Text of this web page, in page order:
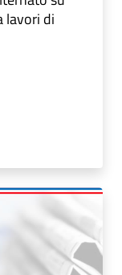
lavori di